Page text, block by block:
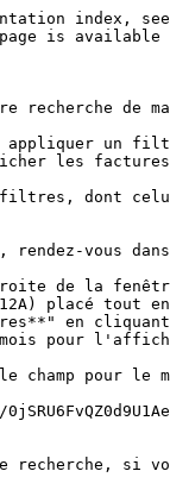
index,
is available
recherche
appliquer
les
dont
vous
de la fenêtre
placé tout
en
pour
pour le
recherche, si